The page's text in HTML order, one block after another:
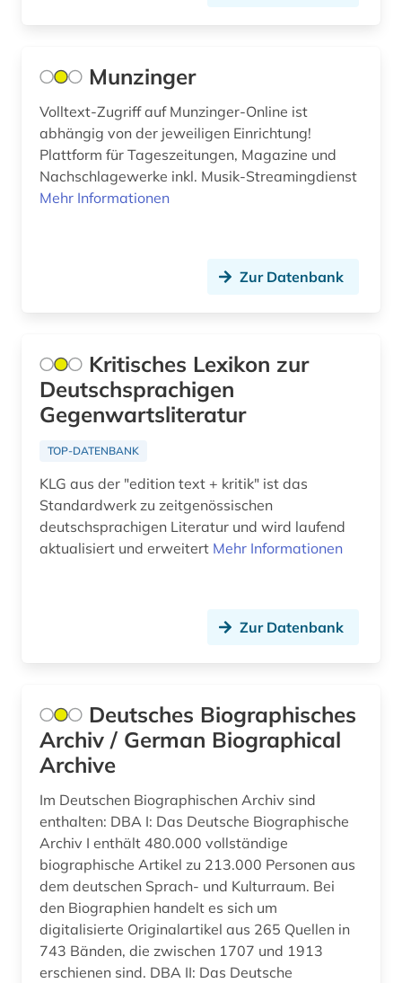
bibliografie (14)
bibliographie (17)
bibliothek (1)
bild (2)
bilddatenbank (2)
bildinformatik (1)
bildmaterial (1)
bildverarbeitung (1)
biobibliographie (1)
biografien 1901 - 2000 (1)
biografin (1)
biographie 1750-1850 (1)
biographie 1815-1950 (1)
biographie. (1)
biographien (5)
Norwegen (4)
Oesterreich (40)
Osmanisches Reich (2)
Polen (15)
Portugal (1)
Roemisches Reich (1)
Rumänien (2)
Russland, Sowjetunion (8)
Sachsen-Anhalt (3)
Schweiz (18)
Serbien (3)
Slowakei (2)
Slowenien (4)
Spanien (4)
Suedamerika (3)
Suedasien (3)
Munzinger
Volltext-Zugriff auf Munzinger-Online ist
abhängig von der jeweiligen Einrichtung!
Plattform für Tageszeitungen, Magazine und
Nachschlagewerke inkl. Musik-Streamingdienst
Mehr Informationen
Zur Datenbank
Kritisches Lexikon zur
Deutschsprachigen
Gegenwartsliteratur
TOP-DATENBANK
KLG aus der "edition text + kritik" ist das
Standardwerk zu zeitgenössischen
deutschsprachigen Literatur und wird laufend
aktualisiert und erweitert Mehr Informationen
Zur Datenbank
Deutsches Biographisches
Archiv / German Biographical
Archive
Im Deutschen Biographischen Archiv sind
enthalten: DBA I: Das Deutsche Biographische
Archiv I enthält 480.000 vollständige
biographische Artikel zu 213.000 Personen aus
dem deutschen Sprach- und Kulturraum. Bei
den Biographien handelt es sich um
digitalisierte Originalartikel aus 265 Quellen in
743 Bänden, die zwischen 1707 und 1913
erschienen sind. DBA II: Das Deutsche